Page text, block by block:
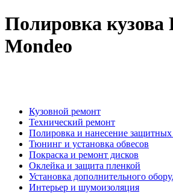
Полировка кузова
Mondeo
Кузовной ремонт
Технический ремонт
Полировка и нанесение защитных
Тюнинг и установка обвесов
Покраска и ремонт дисков
Оклейка и защита пленкой
Установка дополнительного
Интерьер и шумоизоляция